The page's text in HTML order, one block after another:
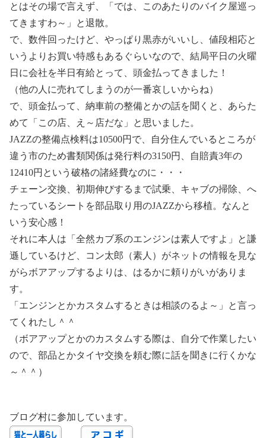
とはその場で言えず、「では、このあたりのバイク屋巡っ
てきますわ～」と退散。
で、数件回ったけど、やっぱり黒赤がいいし、値段相応と
いうよりお買い特感もあるぐらいなので、結局平日の火曜
日に会社を半日有給とって、頭金払ってきました！
（他の人に売れてしまうのが一番哀しいからね）
で、頭金払って、納車前の整備とかの話を聞くと、あらた
めて「この店、え～店だな」と思いました。
JAZZの整備点検料は10500円で、自分住んでいるところが
違う市のため書類関係は発行料の3150円、自賠責3年の
12410円という破格の諸経費なのに・・・
チェーン交換、初期伸びするまで試乗、キャブの掃除、へ
たっているシートを部品取り用のJAZZから移植。なんと
いう安心感！
それに本人は「全然カブ系のエンジンは素人ですよ」と謙
遜しているけど、コン太郎（素人）がネットの情報を見な
がらボアアップするよりは、はるかに頼りがいがありま
す。
「エンジンとかカスタムするときは相談のるよ～」と言っ
てくれたし＾＾
（ボアアップとかのカスタムする際は、自分で作業したい
ので、部品とかタイヤ交換を頼む際に話を聞きに行くかな
～＾＾）
ブログ村に参加しています。